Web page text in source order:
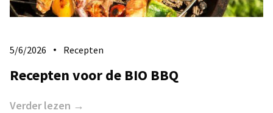
5/6/2026 Recepten
Recepten voor de BIO BBQ
Verder lezen →